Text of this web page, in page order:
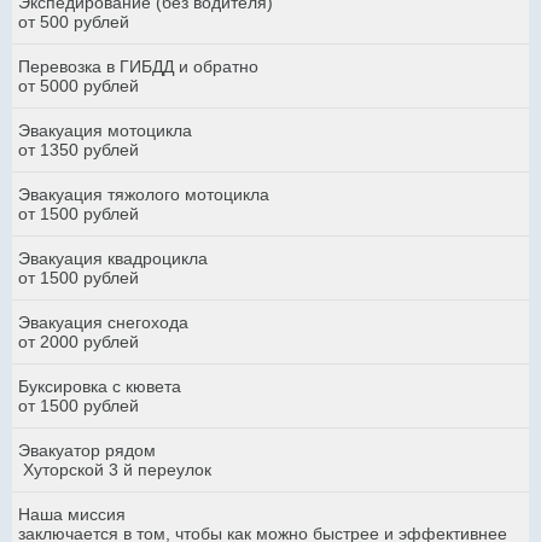
от 500 рублей
Перевозка в ГИБДД и обратно
от 5000 рублей
Эвакуация мотоцикла
от 1350 рублей
Эвакуация тяжолого мотоцикла
от 1500 рублей
Эвакуация квадроцикла
от 1500 рублей
Эвакуация снегохода
от 2000 рублей
Буксировка с кювета
от 1500 рублей
Эвакуатор рядом
Хуторской 3 й переулок
Наша миссия
заключается в том, чтобы как можно быстрее и эффективнее